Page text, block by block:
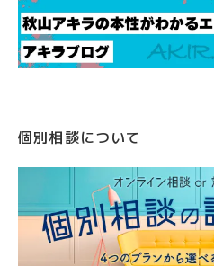
個別相談について